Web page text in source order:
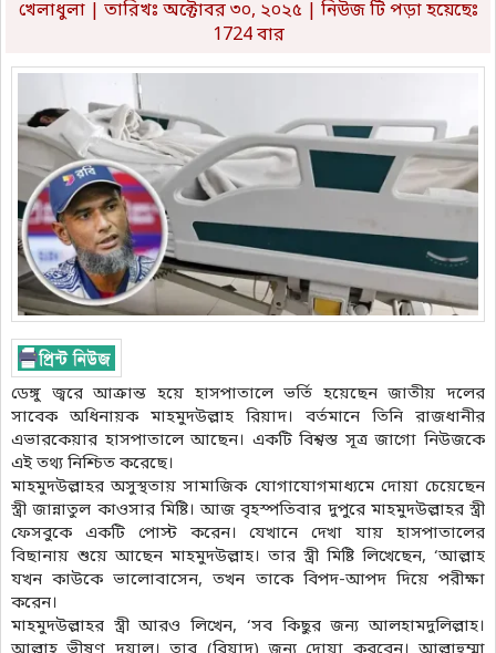
খেলাধুলা| তারিখঃ অক্টোবর ৩০, ২০২৫ | নিউজ টি পড়া হয়েছেঃ
1724 বার
ডেঙ্গু জ্বরে আক্রান্ত হয়ে হাসপাতালে ভর্তি হয়েছেন জাতীয় দলের
সাবেক অধিনায়ক মাহমুদউল্লাহ রিয়াদ। বর্তমানে তিনি রাজধানীর
এভারকেয়ার হাসপাতালে আছেন। একটি বিশ্বস্ত সূত্র জাগো নিউজকে
এই তথ্য নিশ্চিত করেছে।
মাহমুদউল্লাহর অসুস্থতায় সামাজিক যোগাযোগমাধ্যমে দোয়া চেয়েছেন
স্ত্রী জান্নাতুল কাওসার মিষ্টি। আজ বৃহস্পতিবার দুপুরে মাহমুদউল্লাহর স্ত্রী
ফেসবুকে একটি পোস্ট করেন। যেখানে দেখা যায় হাসপাতালের
বিছানায় শুয়ে আছেন মাহমুদউল্লাহ। তার স্ত্রী মিষ্টি লিখেছেন, ‘আল্লাহ
যখন কাউকে ভালোবাসেন, তখন তাকে বিপদ-আপদ দিয়ে পরীক্ষা
করেন।
মাহমুদউল্লাহর স্ত্রী আরও লিখেন, ‘সব কিছুর জন্য আলহামদুলিল্লাহ।